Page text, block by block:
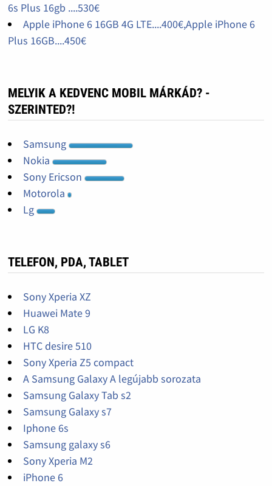
6s Plus 16gb ....530€
Apple iPhone 6 16GB 4G LTE....400€,Apple iPhone 6
Plus 16GB....450€
MELYIK A KEDVENC MOBIL MÁRKÁD? -
SZERINTED?!
Samsung
Nokia
Sony Ericson
Motorola
Lg
TELEFON, PDA, TABLET
Sony Xperia XZ
Huawei Mate 9
LG K8
HTC desire 510
Sony Xperia Z5 compact
A Samsung Galaxy A legújabb sorozata
Samsung Galaxy Tab s2
Samsung Galaxy s7
Iphone 6s
Samsung galaxy s6
Sony Xperia M2
iPhone 6